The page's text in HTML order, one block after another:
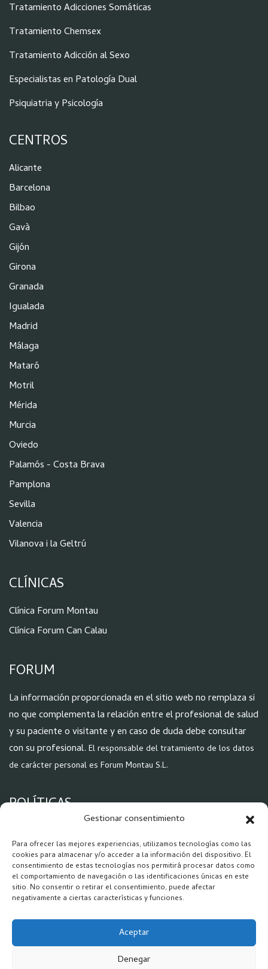
Gestionar consentimiento
Para ofrecer las mejores experiencias, utilizamos tecnologías como las
cookies para almacenar y/o acceder a la información del dispositivo. El
consentimiento de estas tecnologías nos permitirá procesar datos como
el comportamiento de navegación o las identificaciones únicas en este
sitio. No consentir o retirar el consentimiento, puede afectar
negativamente a ciertas características y funciones.
Aceptar
Denegar
Tratamiento Adicciones Somáticas
Tratamiento Chemsex
Tratamiento Adicción al Sexo
Especialistas en Patología Dual
Psiquiatria y Psicología
CENTROS
Alicante
Barcelona
Bilbao
Gavà
Gijón
Girona
Granada
Igualada
Madrid
Málaga
Mataró
Motril
Mérida
Murcia
Oviedo
Palamós - Costa Brava
Pamplona
Sevilla
Valencia
Vilanova i la Geltrú
CLÍNICAS
Clínica Forum Montau
Clínica Forum Can Calau
FORUM
La información proporcionada en el sitio web no remplaza si
no que complementa la relación entre el profesional de salud
y su paciente o visitante y en caso de duda debe consultar
con su profesional. El responsable del tratamiento de los datos
de carácter personal es Forum Montau S.L.
POLÍTICAS
Política Cookies
REDES